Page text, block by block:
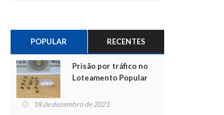
POPULAR RECENTES
Prisão por tráfico no
Loteamento Popular
18 de dezembro de 2021